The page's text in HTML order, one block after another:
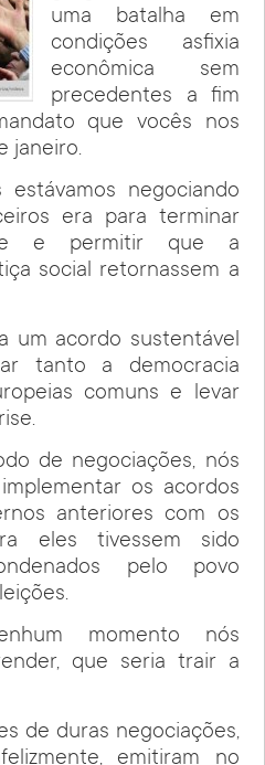
uma batalha em
condições asfixia
econômica sem
precedentes a fim
que vocês nos
janeiro.
negociando
era para terminar
e permitir que a
social retornassem a
um acordo sustentável
tanto a democracia
comuns e levar
de negociações, nós
os acordos
anteriores com os
eles tivessem sido
pelo povo
momento nós
que seria trair a
de duras negociações,
emitiram no